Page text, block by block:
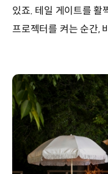
있죠. 테일 게이트를 활
프로젝터를 켜는 순간,